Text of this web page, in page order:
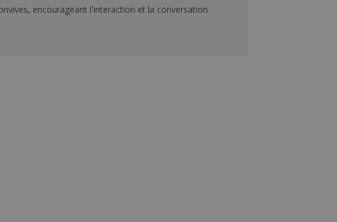
encourageant l'interaction et la conversation